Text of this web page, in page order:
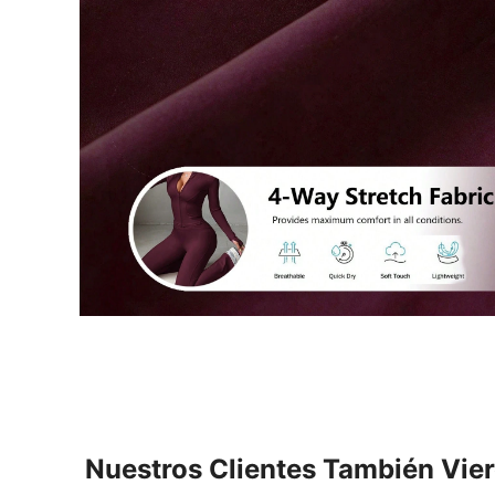
Nuestros Clientes También